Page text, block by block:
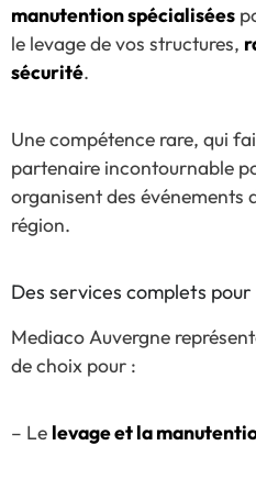
manutention spécialisées
le levage de vos structures,
sécurité.
Une compétence rare, qui
partenaire incontournable
organisent des événements
région.
Des services complets
Mediaco Auvergne
de choix pour :
– Le levage et la